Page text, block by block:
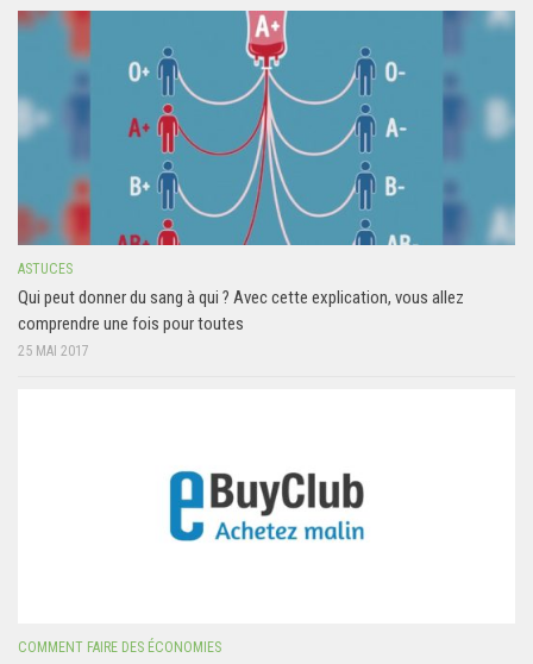
ASTUCES
Qui peut donner du sang à qui ? Avec cette explication, vous allez
comprendre une fois pour toutes
25 MAI 2017
COMMENT FAIRE DES ÉCONOMIES